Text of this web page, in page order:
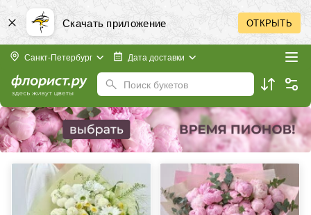
Скачать приложение ОТКРЫТЬ
Санкт-Петербург Дата доставки
Поиск букетов